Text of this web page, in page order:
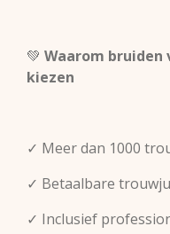
💚 Waarom bruiden
kiezen
✓ Meer dan 1000
✓ Betaalbare
✓ Inclusief